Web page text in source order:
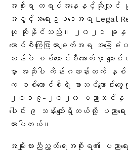
အစိုးရ တရပ်အနေနှင့်ဆိုလျှင်
အခွင့်အရေးဥပဒေအရ Legal
ဟု ဆိုနိုင်သည်။ ၂၀၂၁ ခုနှ
ကောင်စီကြေငြာထားချက်အရ အခြေခံပည
သန်းပဲ စစ်ကောင်စီအောက်မှာ ကျော
မှာ အဆိုပါ ကိန်းဂဏန်းထက် နှစ်ဆမကမ
က စစ်ကောင်စီရဲ့ စာသင်ကျောင်းတွ
၂၀၁၉-၂၀၂၀ ပညာသင်နှစ်မှာ အ
ပေါင်း ၉ သန်းကျော်ရှိတယ်လို့ ပညာ
ထားပါတယ် ။
အမျိုးသားညီညွတ်ရေးအစိုးရ၏ ပညာရေ